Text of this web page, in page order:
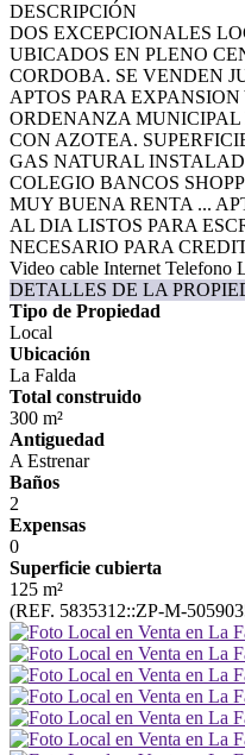
DESCRIPCIÓN
DOS EXCEPCIONALES
UBICADOS EN PLENO
CORDOBA. SE VENDEN
APTOS PARA
ORDENANZA MUNICIPAL
CON AZOTEA.
GAS NATURAL
COLEGIO BANCOS
MUY BUENA RENTA ...
AL DIA LISTOS PARA
NECESARIO PARA
Video cable Internet Telefono
DETALLES DE LA
Tipo de Propiedad
Local
Ubicación
La Falda
Total construido
300 m²
Antiguedad
A Estrenar
Baños
2
Expensas
0
Superficie cubierta
125 m²
(REF. 5835312::ZP-M-